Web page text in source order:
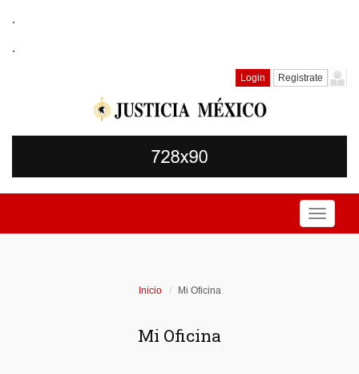
.
.
Login Registrate
Toggle
Inicio Mi Oficina
Mi Oficina